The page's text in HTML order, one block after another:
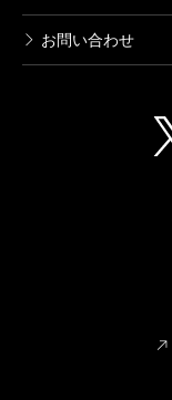
お問い合わせ